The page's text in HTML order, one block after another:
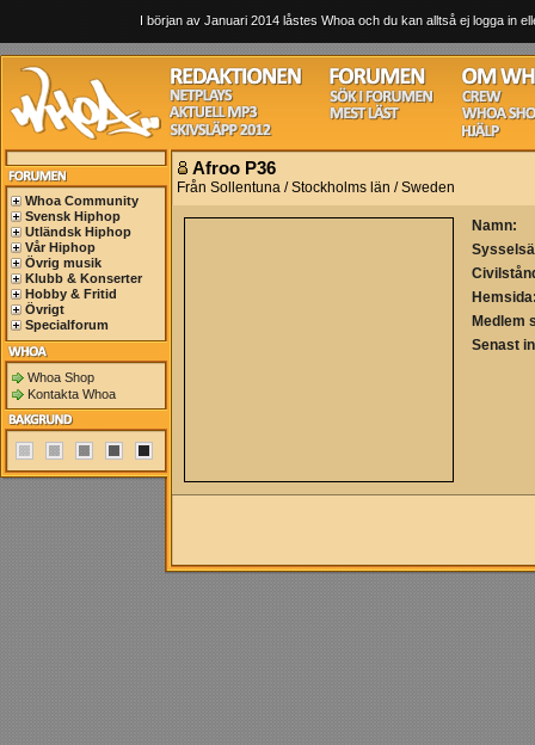
I början av Januari 2014 låstes Whoa och du kan alltså ej logga in
Whoa Community
Svensk Hiphop
Utländsk Hiphop
Vår Hiphop
Övrig musik
Klubb & Konserter
Hobby & Fritid
Övrigt
Specialforum
Whoa Shop
Kontakta Whoa
Afroo P36
Från Sollentuna / Stockholms län / Sweden
Namn:
Medlem
Senast